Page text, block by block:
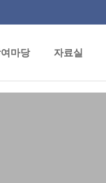
마당 자료실